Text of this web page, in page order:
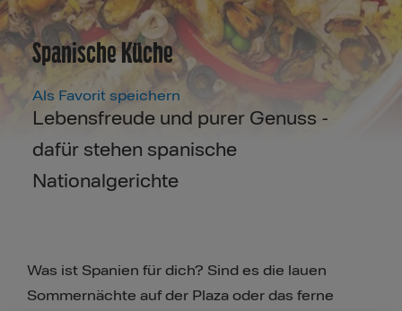
Spanische Küche
Als Favorit speichern
Lebensfreude und purer Genuss -
dafür stehen spanische
Nationalgerichte
Was ist Spanien für dich? Sind es die lauen
Sommernächte auf der Plaza oder das ferne